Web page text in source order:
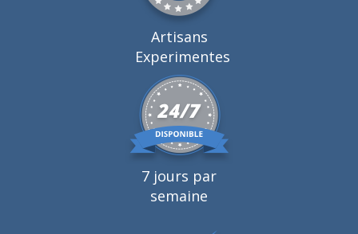
Artisans
Experimentes
7 jours par
semaine